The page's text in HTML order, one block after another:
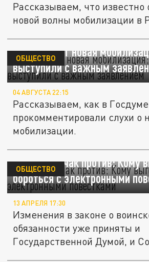
Рассказываем, что известно
новой волны мобилизации в
Когда будет новая
выступили с важным
ОБЩЕСТВО
04 АВГУСТА 22:15
Рассказываем, как в Госдуме
прокомментировали слухи о
мобилизации.
А мама Собчак против: Кому
бороться с электронными
ОБЩЕСТВО
13 АПРЕЛЯ 17:30
Изменения в законе о
обязанности уже приняты и
Государственной Думой, и